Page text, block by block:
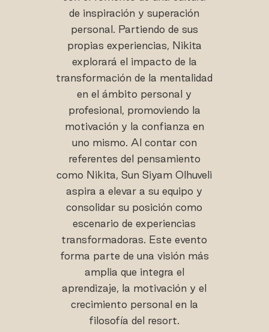
de inspiración y superación
personal. Partiendo de sus
propias experiencias, Nikita
explorará el impacto de la
transformación de la mentalidad
en el ámbito personal y
profesional, promoviendo la
motivación y la confianza en
uno mismo. Al contar con
referentes del pensamiento
como Nikita, Sun Siyam Olhuveli
aspira a elevar a su equipo y
consolidar su posición como
escenario de experiencias
transformadoras. Este evento
forma parte de una visión más
amplia que integra el
aprendizaje, la motivación y el
crecimiento personal en la
filosofía del resort.